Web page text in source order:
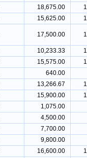
18,675.00
15,625.00
17,500.00
10,233.33
15,575.00
640.00
13,266.67
15,900.00
1,075.00
4,500.00
7,700.00
9,800.00
16,600.00